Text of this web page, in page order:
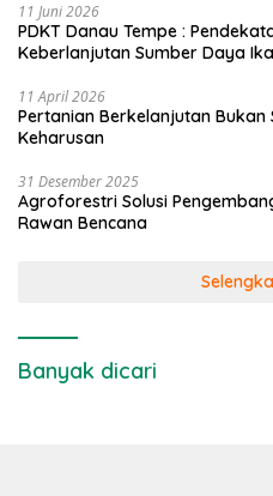
11 Juni 2026
PDKT Danau Tempe :
Keberlanjutan Sumber Daya
11 April 2026
Pertanian Berkelanjutan Bukan
Keharusan
31 Desember 2025
Agroforestri Solusi
Rawan Bencana
Banyak dicari